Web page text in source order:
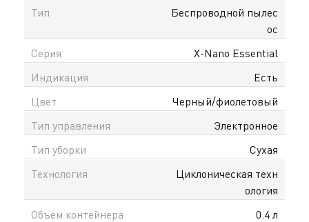
Тип
Беспроводной пылес
ос
Серия
X-Nano Essential
Индикация
Есть
Цвет
Черный/фиолетовый
Тип управления
Электронное
Тип уборки
Сухая
Технология
Циклоническая техн
ология
Объем контейнера
0.4 л